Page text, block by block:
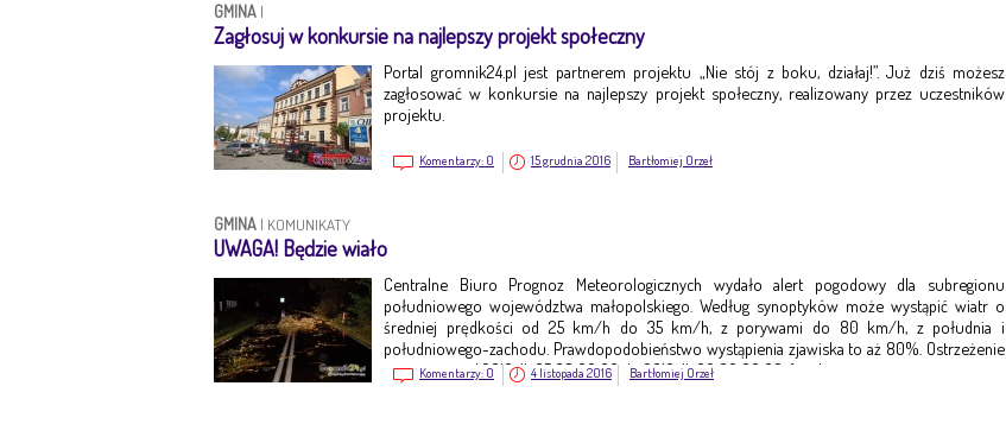
GMINA |
Zagłosuj w konkursie na najlepszy projekt społeczny
Portal gromnik24.pl jest partnerem projektu „Nie stój z boku, działaj!”. Już dziś możesz
zagłosować w konkursie na najlepszy projekt społeczny, realizowany przez uczestników
projektu.
Komentarzy: 0 15 grudnia 2016 Bartłomiej Orzeł
GMINA | KOMUNIKATY
UWAGA! Będzie wiało
Centralne Biuro Prognoz Meteorologicznych wydało alert pogodowy dla subregionu
południowego województwa małopolskiego. Według synoptyków może wystąpić wiatr o
średniej prędkości od 25 km/h do 35 km/h, z porywami do 80 km/h, z południa i
południowego-zachodu. Prawdopodobieństwo wystąpienia zjawiska to aż 80%. Ostrzeżenie
jest ważne o d 2016-11-05 08:00:00 do 2016-11-06 00:00:00. fot. ilustracyjne
Komentarzy: 0 4 listopada 2016 Bartłomiej Orzeł